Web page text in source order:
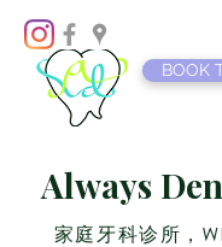
BOOK
Always
家庭牙科诊所，